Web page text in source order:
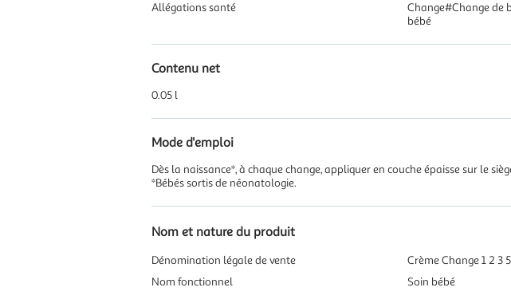
Allégations santé
Change#Change de
bébé
Contenu net
0.05 l
Mode d'emploi
Dès la naissance*, à chaque change, appliquer en couche épaisse sur le
*Bébés sortis de néonatologie.
Nom et nature du produit
Dénomination légale de vente
Crème Change 1 2 3
Nom fonctionnel
Soin bébé